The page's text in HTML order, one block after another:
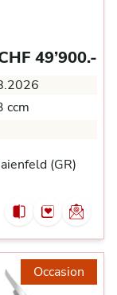
49’900.-
ccm
(GR)
Occasion